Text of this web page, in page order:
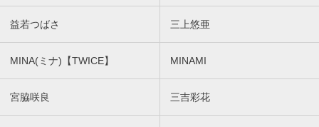
益若つばさ 三上悠亜
MINA(ミナ)【TWICE】 MINAMI
宮脇咲良 三吉彩花